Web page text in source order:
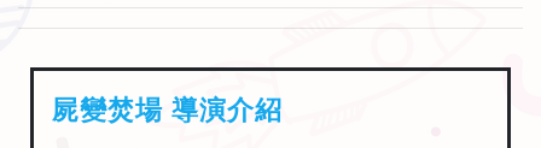
屍變焚場 導演介紹